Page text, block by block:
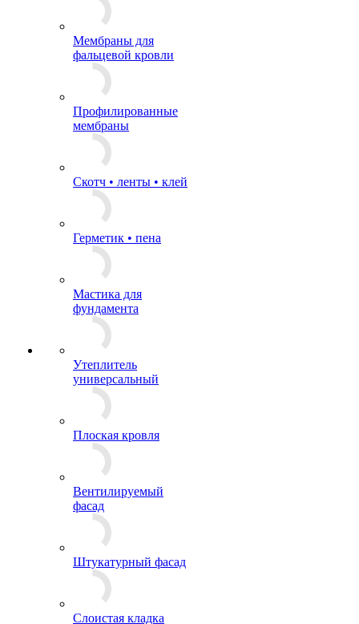
Мембраны для
фальцевой кровли
Профилированные
мембраны
Скотч • ленты • клей
Герметик • пена
Мастика для
фундамента
Утеплитель
универсальный
Плоская кровля
Вентилируемый
фасад
Штукатурный фасад
Слоистая кладка